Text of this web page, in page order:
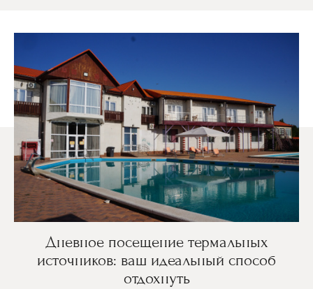
Дневное посещение термальных
источников: ваш идеальный способ
отдохнуть